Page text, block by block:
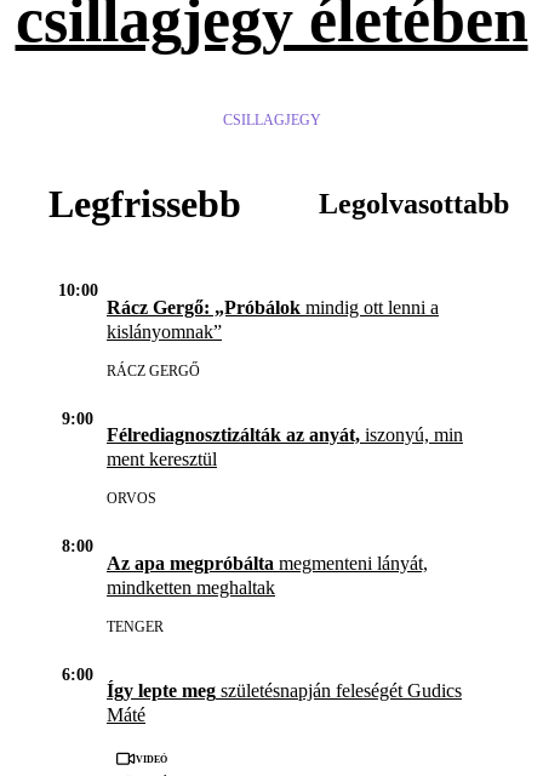
csillagjegy életében
CSILLAGJEGY
Legfrissebb Legolvasottabb
10:00
Rácz Gergő: „Próbálok mindig ott lenni a
kislányomnak”
RÁCZ GERGŐ
9:00
Félrediagnosztizálták az anyát, iszonyú, min
ment keresztül
ORVOS
8:00
Az apa megpróbálta megmenteni lányát,
mindketten meghaltak
TENGER
6:00
Így lepte meg születésnapján feleségét Gudics
Máté
Videó